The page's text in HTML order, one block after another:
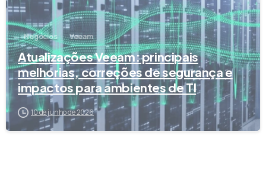
Negócios Veeam
Atualizações Veeam: principais
melhorias, correções de segurança e
impactos para ambientes de TI
10 de junho de 2026